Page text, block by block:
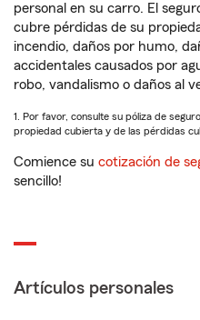
personal en su carro. El
cubre pérdidas de su
incendio, daños por humo,
accidentales causados por
robo, vandalismo o daños al
1. Por favor, consulte su póliza de
propiedad cubierta y de las pérdidas
Comience su cotización de
sencillo!
Artículos personales